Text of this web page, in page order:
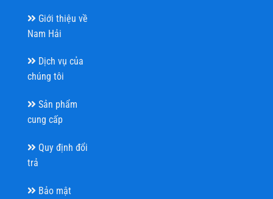
Giới thiệu về
Nam Hải
Dịch vụ của
chúng tôi
Sản phẩm
cung cấp
Quy định đổi
trả
Bảo mật